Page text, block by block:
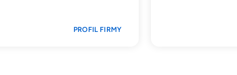
PROFIL FIRMY